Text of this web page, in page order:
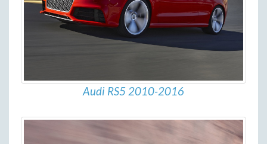
Audi RS5 2010-2016